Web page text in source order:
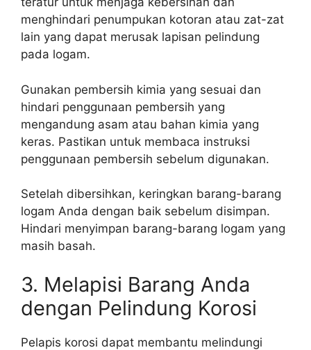
menghindari penumpukan kotoran atau zat-zat
lain yang dapat merusak lapisan pelindung
pada logam.
Gunakan pembersih kimia yang sesuai dan
hindari penggunaan pembersih yang
mengandung asam atau bahan kimia yang
keras. Pastikan untuk membaca instruksi
penggunaan pembersih sebelum digunakan.
Setelah dibersihkan, keringkan barang-barang
logam Anda dengan baik sebelum disimpan.
Hindari menyimpan barang-barang logam yang
masih basah.
3. Melapisi Barang Anda
dengan Pelindung Korosi
Pelapis korosi dapat membantu melindungi